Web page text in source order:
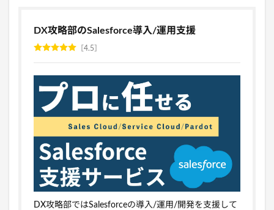
DX攻略部のSalesforce導入/運用支援
4.5
DX攻略部ではSalesforceの導入/運用/開発を支援して